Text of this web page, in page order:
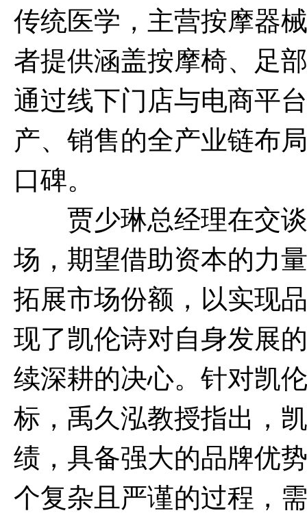
传统医学，主营按摩器
者提供涵盖按摩椅、足
通过线下门店与电商平
产、销售的全产业链布
口碑。
贾少琳总经理在交
场，期望借助资本的力
拓展市场份额，以实现
现了凯伦诗对自身发展
续深耕的决心。针对凯
标，禹久泓教授指出，
绩，具备强大的品牌优
个复杂且严谨的过程，